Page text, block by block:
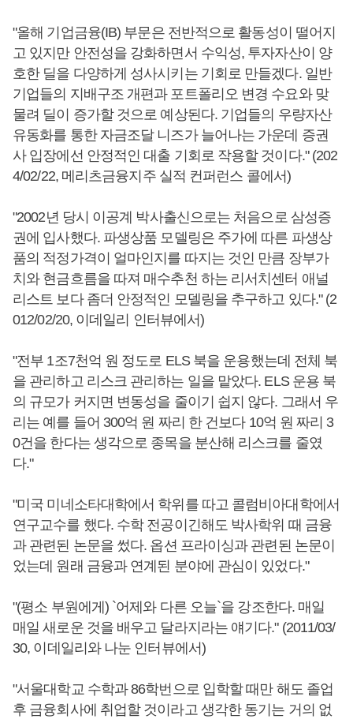
"올해 기업금융(IB) 부문은 전반적으로 활동성이 떨어지
고 있지만 안전성을 강화하면서 수익성, 투자자산이 양
호한 딜을 다양하게 성사시키는 기회로 만들겠다. 일반
기업들의 지배구조 개편과 포트폴리오 변경 수요와 맞
물려 딜이 증가할 것으로 예상된다. 기업들의 우량자산
유동화를 통한 자금조달 니즈가 늘어나는 가운데 증권
사 입장에선 안정적인 대출 기회로 작용할 것이다." (202
4/02/22, 메리츠금융지주 실적 컨퍼런스 콜에서)
"2002년 당시 이공계 박사출신으로는 처음으로 삼성증
권에 입사했다. 파생상품 모델링은 주가에 따른 파생상
품의 적정가격이 얼마인지를 따지는 것인 만큼 장부가
치와 현금흐름을 따져 매수추천 하는 리서치센터 애널
리스트 보다 좀더 안정적인 모델링을 추구하고 있다." (2
012/02/20, 이데일리 인터뷰에서)
"전부 1조7천억 원 정도로 ELS 북을 운용했는데 전체 북
을 관리하고 리스크 관리하는 일을 맡았다. ELS 운용 북
의 규모가 커지면 변동성을 줄이기 쉽지 않다. 그래서 우
리는 예를 들어 300억 원 짜리 한 건보다 10억 원 짜리 3
0건을 한다는 생각으로 종목을 분산해 리스크를 줄였
다."
"미국 미네소타대학에서 학위를 따고 콜럼비아대학에서
연구교수를 했다. 수학 전공이긴해도 박사학위 때 금융
과 관련된 논문을 썼다. 옵션 프라이싱과 관련된 논문이
었는데 원래 금융과 연계된 분야에 관심이 있었다."
"(평소 부원에게) `어제와 다른 오늘`을 강조한다. 매일
매일 새로운 것을 배우고 달라지라는 얘기다." (2011/03/
30, 이데일리와 나눈 인터뷰에서)
"서울대학교 수학과 86학번으로 입학할 때만 해도 졸업
후 금융회사에 취업할 것이라고 생각한 동기는 거의 없